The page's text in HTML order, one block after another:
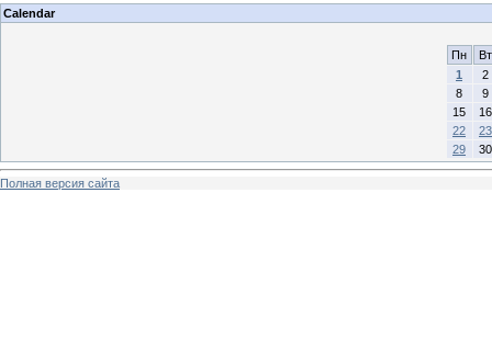
Calendar
Пн
Вт
1
2
8
9
15
16
22
23
29
30
Полная версия сайта